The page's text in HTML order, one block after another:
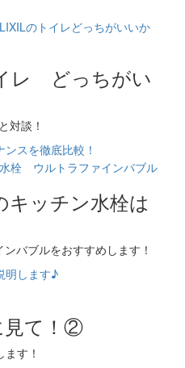
レ どっちがい
対談！
スを徹底比較！
キッチン水栓は
バブルをおすすめします！
明します♪
見て！②
す！